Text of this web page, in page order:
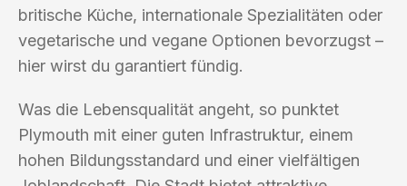
britische Küche, internationale Spezialitäten oder
vegetarische und vegane Optionen bevorzugst –
hier wirst du garantiert fündig.
Was die Lebensqualität angeht, so punktet
Plymouth mit einer guten Infrastruktur, einem
hohen Bildungsstandard und einer vielfältigen